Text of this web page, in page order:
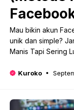
Mau bikin akun
unik dan simple?
Manis Tapi Sering
Kuroko